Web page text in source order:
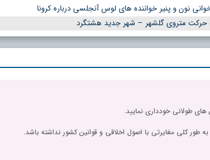
نون و پنیر خواننده های لوس آنجلسی درباره کرونا
متروی گلشهر – شهر جدید هشتگرد
های طولانی خودداری نمایید.
طور کلی مغایرتی با اصول اخلاقی و قوانین کشور نداشته باشد.